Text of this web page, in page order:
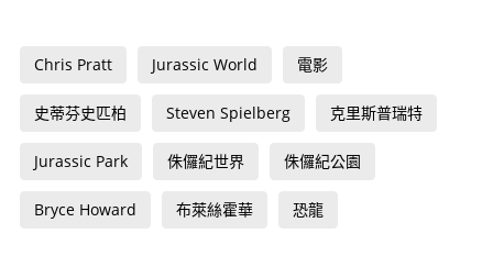
Chris Pratt Jurassic World 電影
史蒂芬史匹柏 Steven Spielberg 克里斯普瑞特
Jurassic Park 侏儸紀世界 侏儸紀公園
Bryce Howard 布萊絲霍華 恐龍